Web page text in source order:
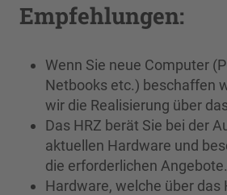
Empfehlungen:
Wenn Sie neue Computer
Netbooks etc.) beschaffen
wir die Realisierung über
Das HRZ berät Sie bei der
aktuellen Hardware und
die erforderlichen Angebote.
Hardware, welche über das